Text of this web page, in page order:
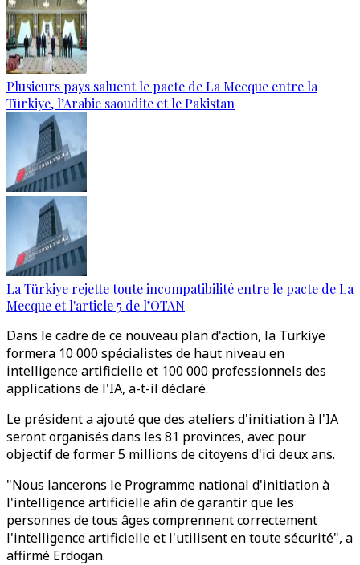
Plusieurs pays saluent le pacte de La Mecque entre la
Türkiye, l’Arabie saoudite et le Pakistan
La Türkiye rejette toute incompatibilité entre le pacte de La
Mecque et l'article 5 de l’OTAN
Dans le cadre de ce nouveau plan d'action, la Türkiye
formera 10 000 spécialistes de haut niveau en
intelligence artificielle et 100 000 professionnels des
applications de l'IA, a-t-il déclaré.
Le président a ajouté que des ateliers d'initiation à l'IA
seront organisés dans les 81 provinces, avec pour
objectif de former 5 millions de citoyens d'ici deux ans.
"Nous lancerons le Programme national d'initiation à
l'intelligence artificielle afin de garantir que les
personnes de tous âges comprennent correctement
l'intelligence artificielle et l'utilisent en toute sécurité", a
affirmé Erdogan.